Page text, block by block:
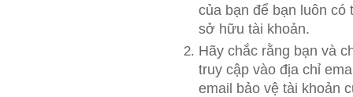
của bạn để bạn luôn
sở hữu tài khoản.
Hãy chắc rằng bạn và
truy cập vào địa chỉ
email bảo vệ tài khoản